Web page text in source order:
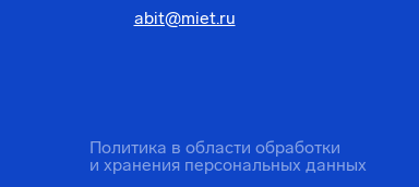
abit@miet.ru
Политика в области обработки
и хранения персональных данных